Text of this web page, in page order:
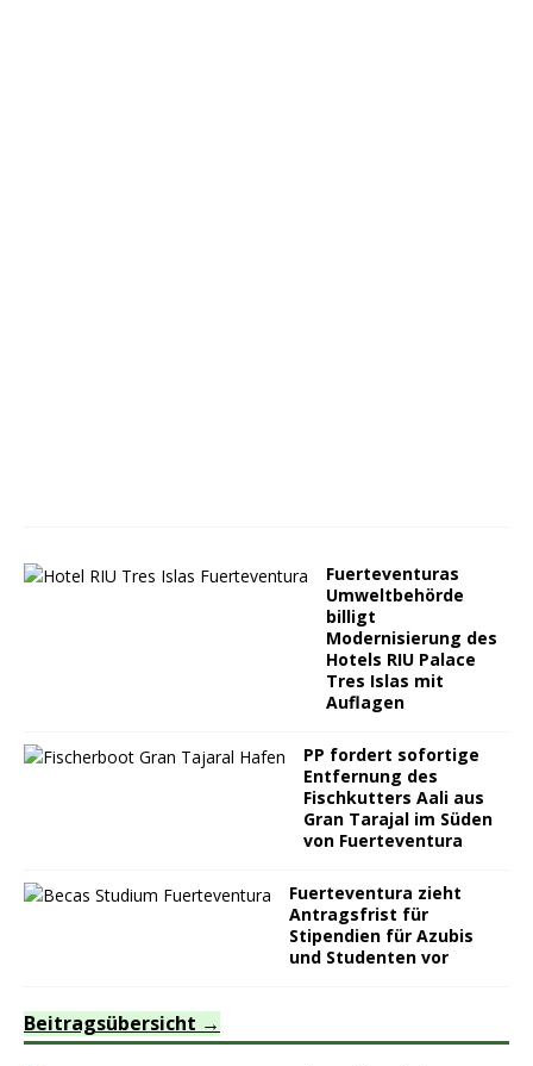
Fuerteventuras
Umweltbehörde
billigt
Modernisierung des
Hotels RIU Palace
Tres Islas mit
Auflagen
PP fordert sofortige
Entfernung des
Fischkutters Aali aus
Gran Tarajal im Süden
von Fuerteventura
Fuerteventura zieht
Antragsfrist für
Stipendien für Azubis
und Studenten vor
Beitragsübersicht